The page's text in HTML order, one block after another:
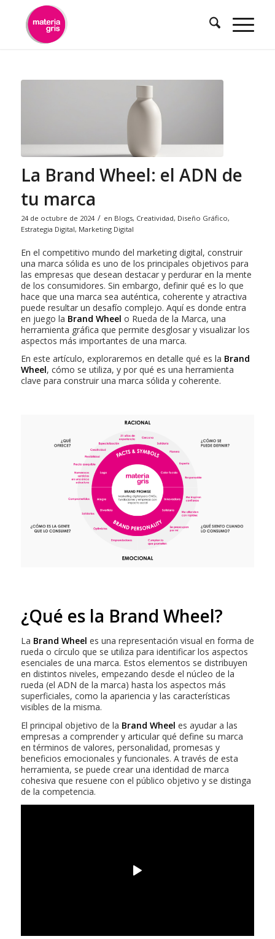
contenido
La Brand Wheel: el ADN de
tu marca
24 de octubre de 2024 / en Blogs, Creatividad, Diseño Gráfico,
Estrategia Digital, Marketing Digital
En el competitivo mundo del marketing digital, construir
una marca sólida es uno de los principales objetivos para
las empresas que desean destacar y perdurar en la mente
de los consumidores. Sin embargo, definir qué es lo que
hace que una marca sea auténtica, coherente y atractiva
puede resultar un desafío complejo. Aquí es donde entra
en juego la Brand Wheel o Rueda de la Marca, una
herramienta gráfica que permite desglosar y visualizar los
aspectos más importantes de una marca.
En este artículo, exploraremos en detalle qué es la Brand
Wheel, cómo se utiliza, y por qué es una herramienta
clave para construir una marca sólida y coherente.
¿Qué es la Brand Wheel?
La Brand Wheel es una representación visual en forma de
rueda o círculo que se utiliza para identificar los aspectos
esenciales de una marca. Estos elementos se distribuyen
en distintos niveles, empezando desde el núcleo de la
rueda (el ADN de la marca) hasta los aspectos más
superficiales, como la apariencia y las características
visibles de la misma.
El principal objetivo de la Brand Wheel es ayudar a las
empresas a comprender y articular qué define su marca
en términos de valores, personalidad, promesas y
beneficios emocionales y funcionales. A través de esta
herramienta, se puede crear una identidad de marca
cohesiva que resuene con el público objetivo y se distinga
de la competencia.